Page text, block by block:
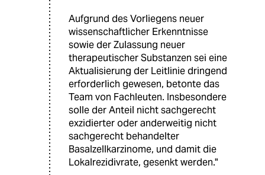
Aufgrund des Vorliegens neuer
wissenschaftlicher Erkenntnisse
sowie der Zulassung neuer
therapeutischer Substanzen sei eine
Aktualisierung der Leitlinie dringend
erforderlich gewesen, betonte das
Team von Fach­leuten. Insbesondere
solle der Anteil nicht sachgerecht
exzidierter oder anderweitig nicht
sachgerecht behan­delter
Basalzellkarzinome, und damit die
Lokalrezidivrate, gesenkt werden."